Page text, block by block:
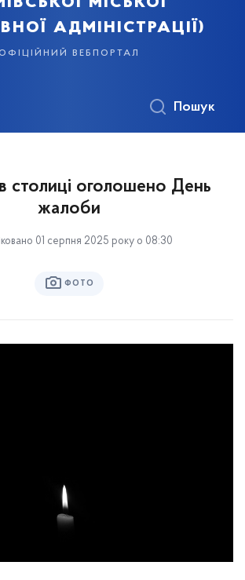
адміністрації)
офіційний вебпортал
Пошук
столиці оголошено День
жалоби
01 серпня 2025 року о 08:30
ФОТО